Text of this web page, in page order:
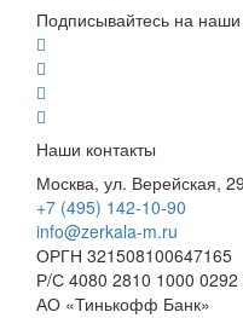
Подписывайтесь на
Наши контакты
Москва, ул. Верейская,
+7 (495) 142-10-90
info@zerkala-m.ru
ОРГН 321508100647165
Р/С 4080 2810 1000 0292
АО «Тинькофф Банк»